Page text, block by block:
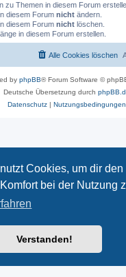
Cookies, um dir den
bei der Nutzung
Verstanden!
zu Themen in diesem Forum
diesem Forum nicht ändern.
diesem Forum nicht löschen.
in diesem Forum erstellen.
Alle Cookies löschen
by phpBB® Forum Software ©
Deutsche Übersetzung durch
Datenschutz| Nutzungsbedingungen